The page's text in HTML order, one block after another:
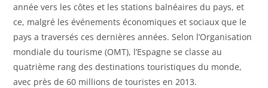
année vers les côtes et les stations balnéaires du pays, et
ce, malgré les événements économiques et sociaux que le
pays a traversés ces dernières années. Selon l’Organisation
mondiale du tourisme (OMT), l’Espagne se classe au
quatrième rang des destinations touristiques du monde,
avec près de 60 millions de touristes en 2013.